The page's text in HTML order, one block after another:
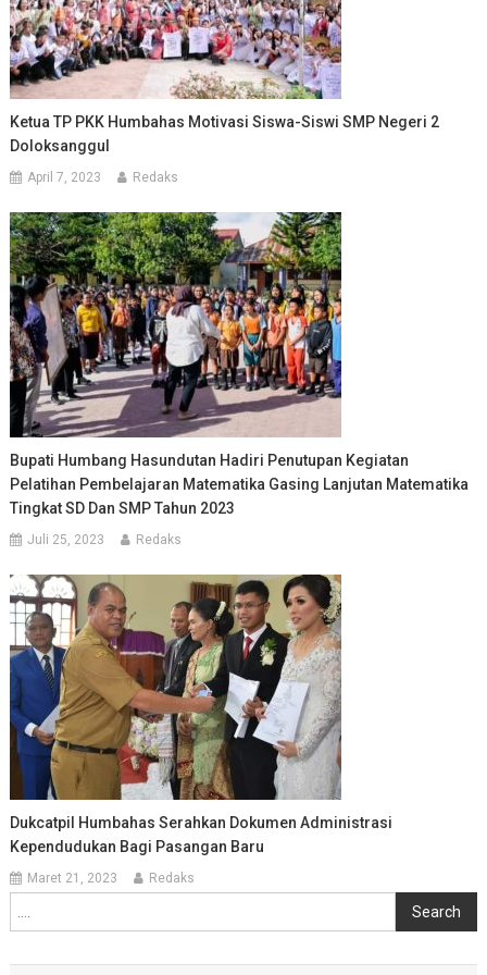
Ketua TP PKK Humbahas Motivasi Siswa-Siswi SMP Negeri 2
Doloksanggul
April 7, 2023 Redaks
Bupati Humbang Hasundutan Hadiri Penutupan Kegiatan
Pelatihan Pembelajaran Matematika Gasing Lanjutan Matematika
Tingkat SD Dan SMP Tahun 2023
Juli 25, 2023 Redaks
Dukcatpil Humbahas Serahkan Dokumen Administrasi
Kependudukan Bagi Pasangan Baru
Maret 21, 2023 Redaks
Search